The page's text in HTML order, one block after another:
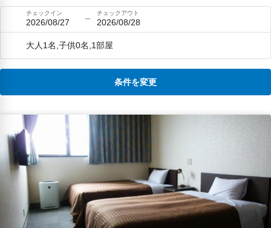
チェックイン
2026/08/27
チェックアウト
2026/08/28
大人1名,子供0名,1部屋
条件を変更